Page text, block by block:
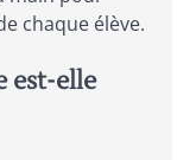
chaque élève.
est-elle